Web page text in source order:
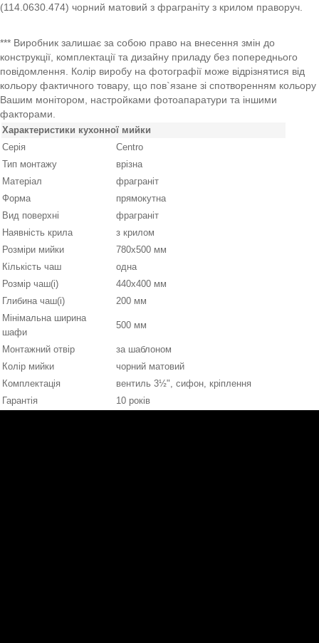
(114.0630.474) чорний матовий з фраграніту з крилом праворуч.
*** Виробник залишає за собою право на внесення змін до
конструкції, комплектації та дизайну приладу без попереднього
повідомлення. Колір виробу на фотографії може відрізнятися від
кольору фактичного товару, що пов`язане зі спотворенням кольору
Вашим монітором, настройками фотоапаратури та іншими
факторами.
Характеристики кухонної мийки
Серія
Centro
Тип монтажу
врізна
Матеріал
фраграніт
Форма
прямокутна
Вид поверхні
фраграніт
Наявність крила
з крилом
Розміри мийки
780х500 мм
Кількість чаш
одна
Розмір чаш(і)
440х400 мм
Глибина чаш(і)
200 мм
Мінімальна ширина
шафи
500 мм
Монтажний отвір
за шаблоном
Колір мийки
чорний матовий
Комплектація
вентиль 3½", сифон, кріплення
Гарантія
10 років